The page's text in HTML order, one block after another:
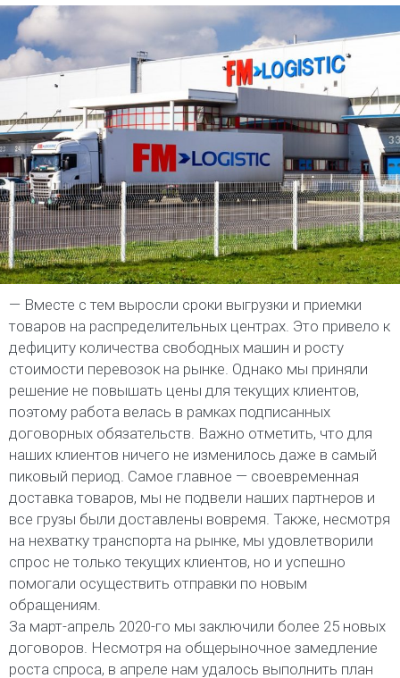
— Вместе с тем выросли сроки выгрузки и приемки
товаров на распределительных центрах. Это привело к
дефициту количества свободных машин и росту
стоимости перевозок на рынке. Однако мы приняли
решение не повышать цены для текущих клиентов,
поэтому работа велась в рамках подписанных
договорных обязательств. Важно отметить, что для
наших клиентов ничего не изменилось даже в самый
пиковый период. Самое главное — своевременная
доставка товаров, мы не подвели наших партнеров и
все грузы были доставлены вовремя. Также, несмотря
на нехватку транспорта на рынке, мы удовлетворили
спрос не только текущих клиентов, но и успешно
помогали осуществить отправки по новым
обращениям.
За март-апрель 2020-го мы заключили более 25 новых
договоров. Несмотря на общерыночное замедление
роста спроса, в апреле нам удалось выполнить план